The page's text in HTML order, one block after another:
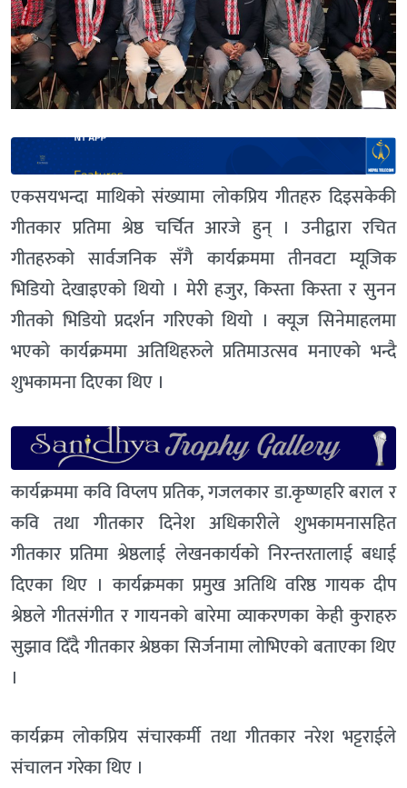
एकसयभन्दा माथिको संख्यामा लोकप्रिय गीतहरु दिइसकेकी
गीतकार प्रतिमा श्रेष्ठ चर्चित आरजे हुन् । उनीद्वारा रचित
गीतहरुको सार्वजनिक सँगै कार्यक्रममा तीनवटा म्यूजिक
भिडियो देखाइएको थियो । मेरी हजुर, किस्ता किस्ता र सुनन
गीतको भिडियो प्रदर्शन गरिएको थियो । क्यूज सिनेमाहलमा
भएको कार्यक्रममा अतिथिहरुले प्रतिमाउत्सव मनाएको भन्दै
शुभकामना दिएका थिए ।
कार्यक्रममा कवि विप्लप प्रतिक, गजलकार डा.कृष्णहरि बराल र
कवि तथा गीतकार दिनेश अधिकारीले शुभकामनासहित
गीतकार प्रतिमा श्रेष्ठलाई लेखनकार्यको निरन्तरतालाई बधाई
दिएका थिए । कार्यक्रमका प्रमुख अतिथि वरिष्ठ गायक दीप
श्रेष्ठले गीतसंगीत र गायनको बारेमा व्याकरणका केही कुराहरु
सुझाव दिँदै गीतकार श्रेष्ठका सिर्जनामा लोभिएको बताएका थिए
।
कार्यक्रम लोकप्रिय संचारकर्मी तथा गीतकार नरेश भट्टराईले
संचालन गरेका थिए ।